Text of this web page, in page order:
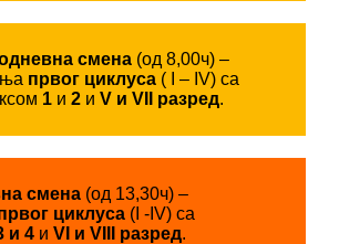
смена (од 8,00ч) –
првог циклуса ( I – IV) са
1и 2и V и VII разред.
смена (од 13,30ч) –
циклуса (I -IV) са
и 4 и VI и VIII разред.